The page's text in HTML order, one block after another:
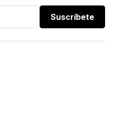
Suscríbete